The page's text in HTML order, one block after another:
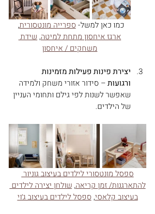
כמו כאן למשל- ספרייה מונטסורית,
ארגז איחסון מתחת למיטה, שידת
משחקים / איחסון
יצירת פינות פעילות מזמינות
ורגועות – סידור אזורי משחק ולמידה
שאפשר לשנות לפי גילם ותחומי העניין
של הילדים.
ספסל מונטסורי לילדים בעיצוב גוניור
להתארגנות/ זמן קריאה, שולחן יצירה לילדים
בעיצוב קלאסי, ספסל לילדים בעיצוב ג׳וי